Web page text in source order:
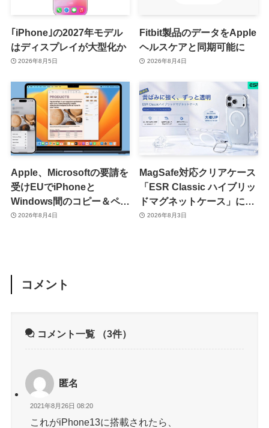
｢iPhone｣の2027年モデル
はディスプレイが大型化か
2026年8月5日
Fitbit製品のデータをApple
ヘルスケアと同期可能に
2026年8月4日
Apple、Microsoftの要請を
受けEUでiPhoneと
Windows間のコピー＆ペー
スト機能を提供へ
2026年8月4日
MagSafe対応クリアケース
「ESR Classic ハイブリッ
ドマグネットケース」に黄
ばみへの耐久性を向上させ
2026年8月3日
コメント
コメント一覧 （3件）
匿名
2021年8月26日 08:20
これがiPhone13に搭載されたら、